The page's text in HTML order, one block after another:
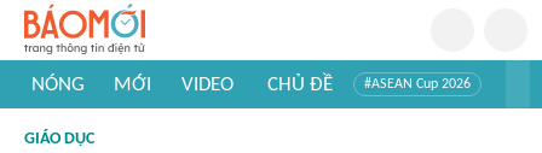
NÓNG MỚI VIDEO CHỦ ĐỀ #ASEAN Cup 2026
#Khám phá thế giới
GIÁO DỤC